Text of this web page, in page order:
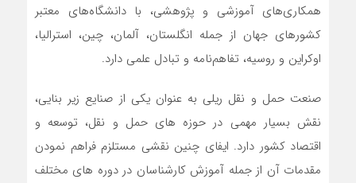
همکاری‌های آموزشی و پژوهشی، با دانشگاه‌های معتبر
کشورهای جهان از جمله انگلستان، آلمان، چین، استرالیا،
اوکراین و روسیه، تفاهم‌نامه و تبادل علمی دارد.
صنعت حمل و نقل ریلی به عنوان یکی از صنایع زیر بنایی،
نقش بسیار مهمی در حوزه های حمل و نقل، توسعه و
اقتصاد کشور دارد. ایفای چنین نقشی مستلزم فراهم نمودن
مقدمات آن از جمله آموزش کارشناسان در دوره های مختلف